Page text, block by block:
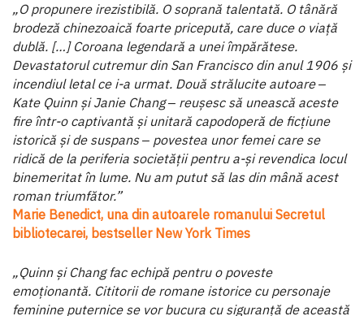
„O propunere irezistibilă. O soprană talentată. O tânără
brodeză chinezoaică foarte pricepută, care duce o viață
dublă. […] Coroana legendară a unei împărătese.
Devastatorul cutremur din San Francisco din anul 1906 și
incendiul letal ce i-a urmat. Două strălucite autoare ‒
Kate Quinn și Janie Chang ‒ reușesc să unească aceste
fire într-o captivantă și unitară capodoperă de ficțiune
istorică și de suspans ‒ povestea unor femei care se
ridică de la periferia societății pentru a-și revendica locul
binemeritat în lume. Nu am putut să las din mână acest
roman triumfător.”
Marie Benedict, una din autoarele romanului Secretul
bibliotecarei, bestseller New York Times
„Quinn și Chang fac echipă pentru o poveste
emoționantă. Cititorii de romane istorice cu personaje
feminine puternice se vor bucura cu siguranță de această